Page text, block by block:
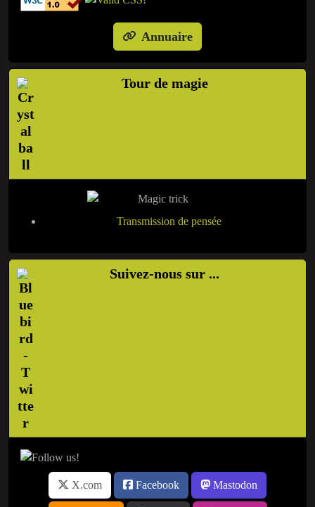
Annuaire
Tour de magie
Transmission de pensée
Suivez-nous sur ...
X.com Facebook Mastodon